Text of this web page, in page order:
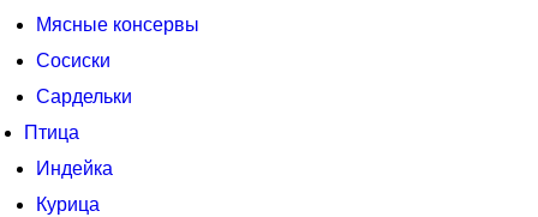
Мясные консервы
Сосиски
Сардельки
Птица
Индейка
Курица